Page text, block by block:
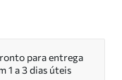
para entrega
1 a 3 dias úteis